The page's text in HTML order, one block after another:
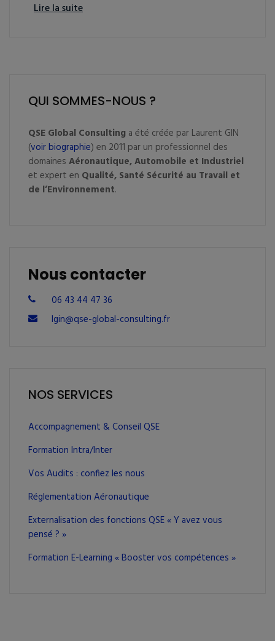
Lire la suite
QUI SOMMES-NOUS ?
QSE Global Consulting a été créée par Laurent GIN
(voir biographie) en 2011 par un professionnel des
domaines Aéronautique, Automobile et Industriel
et expert en Qualité, Santé Sécurité au Travail et
de l’Environnement.
Nous contacter
06 43 44 47 36
lgin@qse-global-consulting.fr
NOS SERVICES
Accompagnement & Conseil QSE
Formation Intra/Inter
Vos Audits : confiez les nous
Réglementation Aéronautique
Externalisation des fonctions QSE « Y avez vous
pensé ? »
Formation E-Learning « Booster vos compétences »